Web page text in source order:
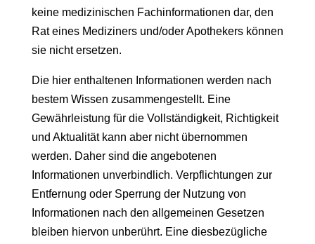
keine medizinischen Fachinformationen dar, den
Rat eines Mediziners und/oder Apothekers können
sie nicht ersetzen.
Die hier enthaltenen Informationen werden nach
bestem Wissen zusammengestellt. Eine
Gewährleistung für die Vollständigkeit, Richtigkeit
und Aktualität kann aber nicht übernommen
werden. Daher sind die angebotenen
Informationen unverbindlich. Verpflichtungen zur
Entfernung oder Sperrung der Nutzung von
Informationen nach den allgemeinen Gesetzen
bleiben hiervon unberührt. Eine diesbezügliche